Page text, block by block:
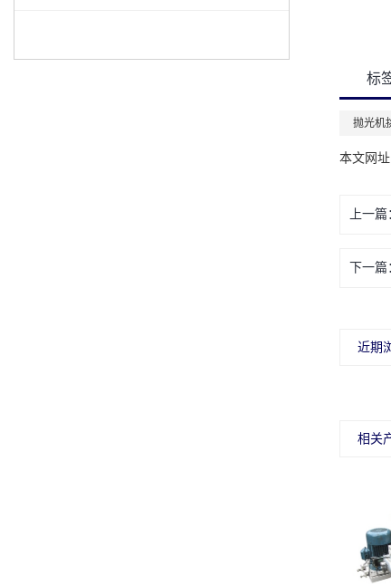
标
抛光机
本文网址
上一篇
下一篇
近期
相关